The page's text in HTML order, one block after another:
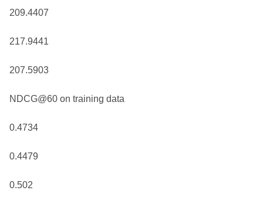
209.4407
217.9441
207.5903
NDCG@60 on training data
0.4734
0.4479
0.502